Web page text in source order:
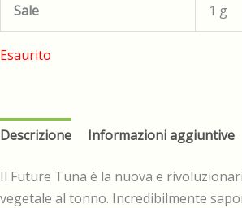
Sale 1 g
Esaurito
Descrizione Informazioni aggiuntive
Il Future Tuna è la nuova e
vegetale al tonno. Incredibilmente